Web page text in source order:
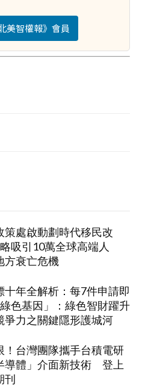
美智權報》會員
策處啟動劃時代移民改
吸引10萬全球高端人
方衰亡危機
十年全解析：每7件申請即
色基因」：綠色智財躍升
爭力之關鍵隱形護城河
！台灣團隊攜手台積電研
導體」介面新技術 登上
刊